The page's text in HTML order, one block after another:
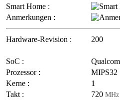
Smart Home :
Anmerkungen :
Hardware-Revision : 200
SoC :
Prozessor :
MIPS32
Kerne :
1
Takt :
720 MHz